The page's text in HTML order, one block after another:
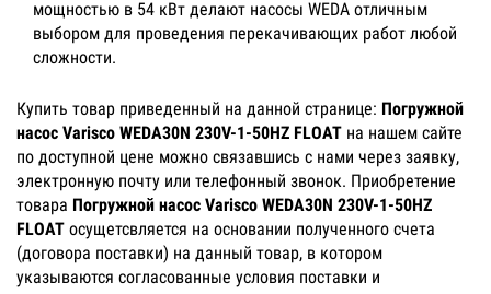
мощностью в 54 кВт делают насосы WEDA отличным
выбором для проведения перекачивающих работ любой
сложности.
Купить товар приведенный на данной странице: Погружной
насос Varisco WEDA30N 230V-1-50HZ FLOAT на нашем сайте
по доступной цене можно связавшись с нами через заявку,
электронную почту или телефонный звонок. Приобретение
товара Погружной насос Varisco WEDA30N 230V-1-50HZ
FLOAT осущетсвляется на основании полученного счета
(договора поставки) на данный товар, в котором
указываются согласованные условия поставки и